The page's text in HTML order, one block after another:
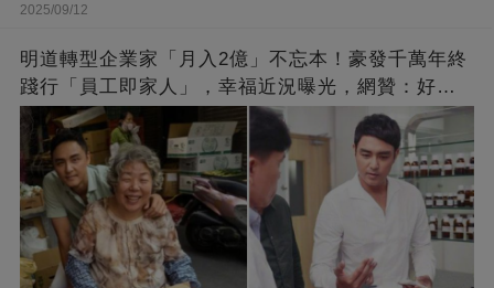
2025/09/12
明道轉型企業家「月入2億」不忘本！豪發千萬年終
踐行「員工即家人」，幸福近況曝光，網贊：好老
闆的福報